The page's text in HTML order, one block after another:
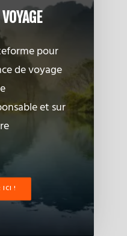
pour
de voyage
et sur
ICI !